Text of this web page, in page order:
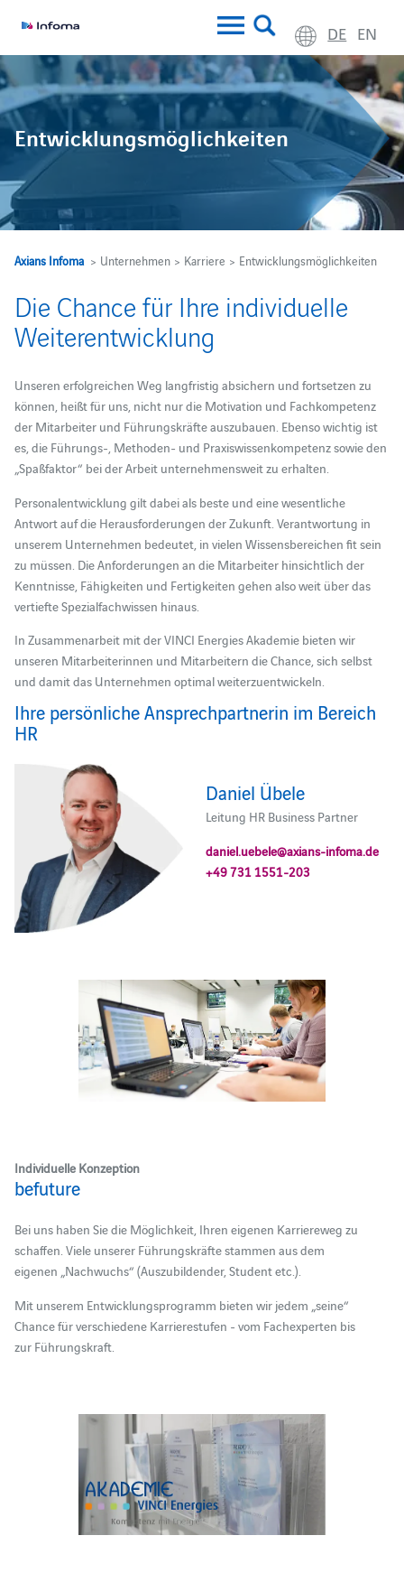
DE EN
Entwicklungsmöglichkeiten
Axians Infoma> Unternehmen > Karriere > Entwicklungsmöglichkeiten
Die Chance für Ihre individuelle
Weiterentwicklung
Unseren erfolgreichen Weg langfristig absichern und fortsetzen zu
können, heißt für uns, nicht nur die Motivation und Fachkompetenz
der Mitarbeiter und Führungskräfte auszubauen. Ebenso wichtig ist
es, die Führungs-, Methoden- und Praxiswissenkompetenz sowie den
„Spaßfaktor“ bei der Arbeit unternehmensweit zu erhalten.
Personalentwicklung gilt dabei als beste und eine wesentliche
Antwort auf die Herausforderungen der Zukunft. Verantwortung in
unserem Unternehmen bedeutet, in vielen Wissensbereichen fit sein
zu müssen. Die Anforderungen an die Mitarbeiter hinsichtlich der
Kenntnisse, Fähigkeiten und Fertigkeiten gehen also weit über das
vertiefte Spezialfachwissen hinaus.
In Zusammenarbeit mit der VINCI Energies Akademie bieten wir
unseren Mitarbeiterinnen und Mitarbeitern die Chance, sich selbst
und damit das Unternehmen optimal weiterzuentwickeln.
Ihre persönliche Ansprechpartnerin im Bereich
HR
Daniel Übele
Leitung HR Business Partner
daniel.uebele@axians-infoma.de
+49 731 1551-203
Individuelle Konzeption
befuture
Bei uns haben Sie die Möglichkeit, Ihren eigenen Karriereweg zu
schaffen. Viele unserer Führungskräfte stammen aus dem
eigenen „Nachwuchs“ (Auszubildender, Student etc.).
Mit unserem Entwicklungsprogramm bieten wir jedem „seine“
Chance für verschiedene Karrierestufen - vom Fachexperten bis
zur Führungskraft.